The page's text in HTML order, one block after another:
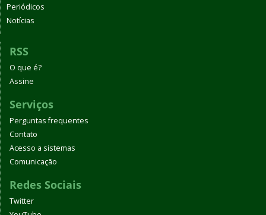
Periódicos
Notícias
RSS
O que é?
Assine
Serviços
Perguntas frequentes
Contato
Acesso a sistemas
Comunicação
Redes Sociais
Twitter